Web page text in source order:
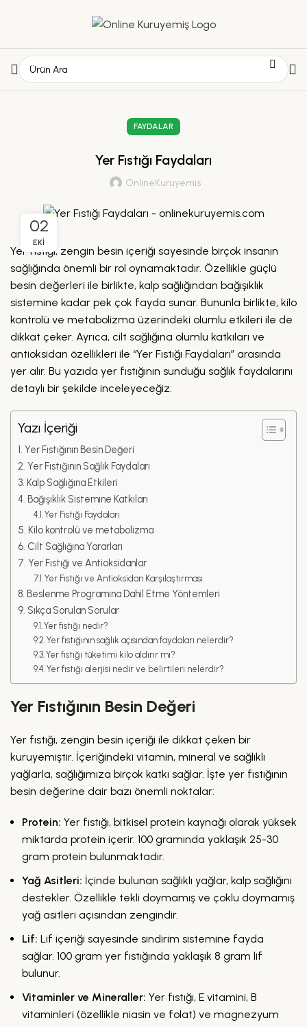
FAYDALAR
Yer Fıstığı Faydaları
OnlineKuruyemis
02
EKI
Yer fıstığı, zengin besin içeriği sayesinde birçok insanın
sağlığında önemli bir rol oynamaktadır. Özellikle güçlü
besin değerleri ile birlikte, kalp sağlığından bağışıklık
sistemine kadar pek çok fayda sunar. Bununla birlikte, kilo
kontrolü ve metabolizma üzerindeki olumlu etkileri ile de
dikkat çeker. Ayrıca, cilt sağlığına olumlu katkıları ve
antioksidan özellikleri ile “Yer Fıstığı Faydaları” arasında
yer alır. Bu yazıda yer fıstığının sunduğu sağlık faydalarını
detaylı bir şekilde inceleyeceğiz.
Yazı İçeriği
Yer Fıstığının Besin Değeri
Yer Fıstığının Sağlık Faydaları
Kalp Sağlığına Etkileri
Bağışıklık Sistemine Katkıları
Yer Fıstığı Faydaları
Kilo kontrolü ve metabolizma
Cilt Sağlığına Yararları
Yer Fıstığı ve Antioksidanlar
Yer Fıstığı ve Antioksidan Karşılaştırması
Beslenme Programına Dahil Etme Yöntemleri
Sıkça Sorulan Sorular
Yer fıstığı nedir?
Yer fıstığının sağlık açısından faydaları nelerdir?
Yer fıstığı tüketimi kilo aldırır mı?
Yer fıstığı alerjisi nedir ve belirtileri nelerdir?
Yer Fıstığının Besin Değeri
Yer fıstığı, zengin besin içeriği ile dikkat çeken bir
kuruyemiştir. İçeriğindeki vitamin, mineral ve sağlıklı
yağlarla, sağlığımıza birçok katkı sağlar. İşte yer fıstığının
besin değerine dair bazı önemli noktalar:
Protein: Yer fıstığı, bitkisel protein kaynağı olarak yüksek
miktarda protein içerir. 100 gramında yaklaşık 25-30
gram protein bulunmaktadır.
Yağ Asitleri: İçinde bulunan sağlıklı yağlar, kalp sağlığını
destekler. Özellikle tekli doymamış ve çoklu doymamış
yağ asitleri açısından zengindir.
Lif: Lif içeriği sayesinde sindirim sistemine fayda
sağlar. 100 gram yer fıstığında yaklaşık 8 gram lif
bulunur.
Vitaminler ve Mineraller: Yer fıstığı, E vitamini, B
vitaminleri (özellikle niasin ve folat) ve magnezyum